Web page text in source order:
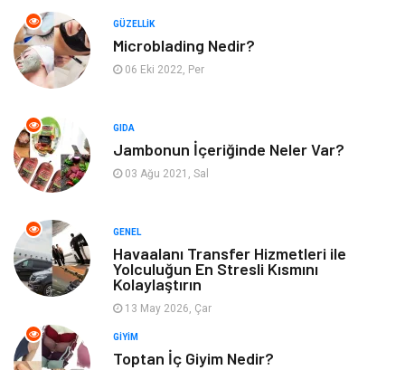
Yeme İçme
Organizasyon
Moda
Emlak Spor
Genel Kültür Tatil
İnternet
Gayrimenkul
GÜZELLIK
Microblading Nedir?
06 Eki 2022, Per
GIDA
Jambonun İçeriğinde Neler Var?
03 Ağu 2021, Sal
GENEL
Havaalanı Transfer Hizmetleri ile
Yolculuğun En Stresli Kısmını
Kolaylaştırın
13 May 2026, Çar
GIYIM
Toptan İç Giyim Nedir?